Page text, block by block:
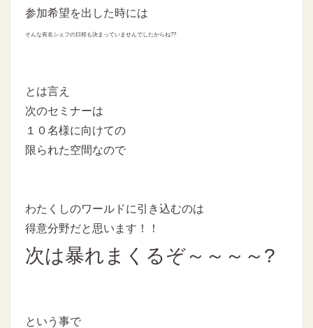
参加希望を出した時には
そんな有名シェフの日程も決まっていませんでしたからね??
とは言え
次のセミナーは
１０名様に向けての
限られた空間なので
わたくしのワールドに引き込むのは
得意分野だと思います！！
次は暴れまくるぞ～～～～?
という事で